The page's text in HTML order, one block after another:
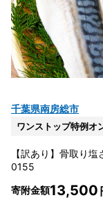
千葉県南房総市
ワンストップ特例オ
【訳あり】骨取り
0155
寄附金額13,500